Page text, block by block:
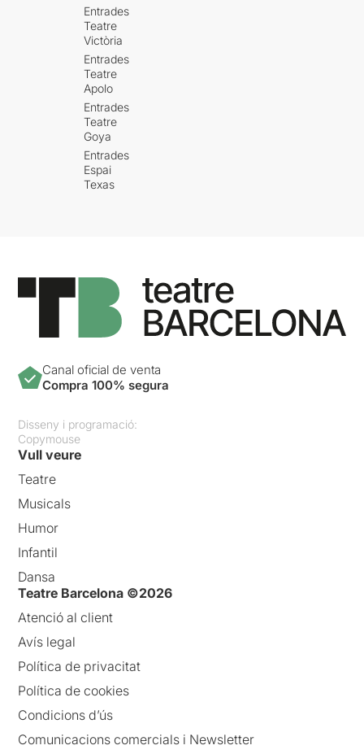
Entrades
Teatre
Victòria
Entrades
Teatre
Apolo
Entrades
Teatre
Goya
Entrades
Espai
Texas
Canal oficial de venta
Compra 100% segura
Disseny i programació:
Copymouse
Vull veure
Teatre
Musicals
Humor
Infantil
Dansa
Teatre Barcelona ©2026
Atenció al client
Avís legal
Política de privacitat
Política de cookies
Condicions d’ús
Comunicacions comercials i Newsletter